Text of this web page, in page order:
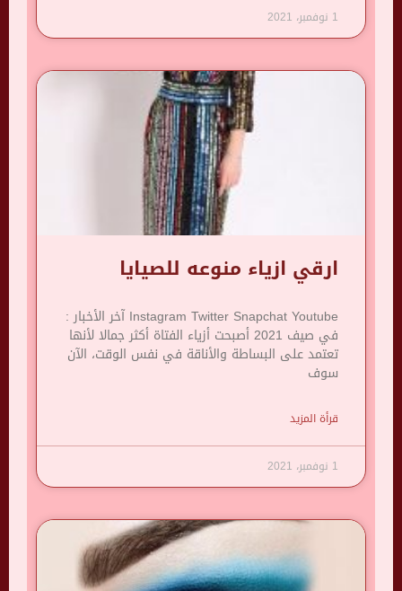
1 نوفمبر، 2021
ارقي ازياء منوعه للصيايا
Instagram Twitter Snapchat Youtube آخر الأخبار :
في صيف 2021 أصبحت أزياء الفتاة أكثر جمالا لأنها
تعتمد على البساطة والأناقة في نفس الوقت، الآن
سوف
قرأة المزيد
1 نوفمبر، 2021